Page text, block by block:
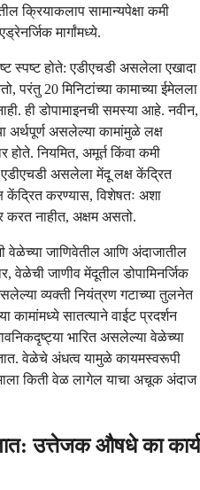
क्रियाकलाप सामान्यपेक्षा कमी
मार्गांमध्ये.
स्पष्ट होते: एडीएचडी असलेला एखादा
परंतु 20 मिनिटांच्या कामाच्या ईमेलला
ही डोपामाइनची समस्या आहे. नवीन,
अर्थपूर्ण असलेल्या कामांमुळे लक्ष
होते. नियमित, अमूर्त किंवा कमी
असलेला मेंदू लक्ष केंद्रित
केंद्रित करण्यास, विशेषतः अशा
करत नाहीत, अक्षम असतो.
जाणिवेतील आणि अंदाजातील
जाणीव मेंदूतील डोपामिनर्जिक
व्यक्ती नियंत्रण गटाच्या तुलनेत
कामांमध्ये सातत्याने वाईट प्रदर्शन
भारित असलेल्या वेळेच्या
वेळेचे अंधत्व यामुळे कायमस्वरूपी
किती वेळ लागेल याचा अचूक अंदाज
उत्तेजक औषधे का कार्य